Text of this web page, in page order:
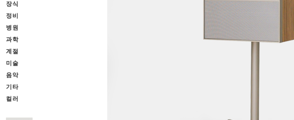
장식
정비
병원
과학
계절
미술
음악
기타
컬러